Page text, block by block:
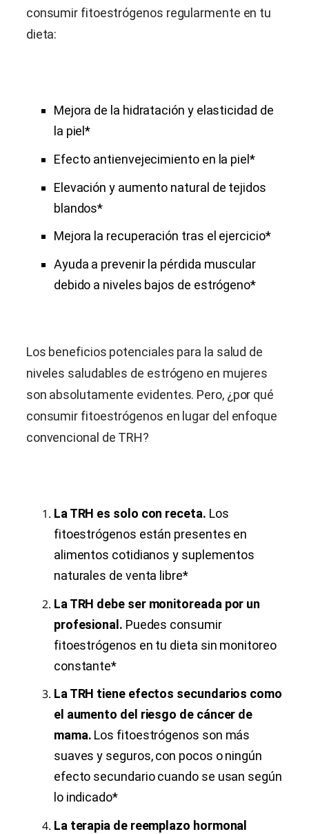
consumir fitoestrógenos regularmente en tu
dieta:
Mejora de la hidratación y elasticidad de
la piel*
Efecto antienvejecimiento en la piel*
Elevación y aumento natural de tejidos
blandos*
Mejora la recuperación tras el ejercicio*
Ayuda a prevenir la pérdida muscular
debido a niveles bajos de estrógeno*
Los beneficios potenciales para la salud de
niveles saludables de estrógeno en mujeres
son absolutamente evidentes. Pero, ¿por qué
consumir fitoestrógenos en lugar del enfoque
convencional de TRH?
La TRH es solo con receta. Los
fitoestrógenos están presentes en
alimentos cotidianos y suplementos
naturales de venta libre*
La TRH debe ser monitoreada por un
profesional. Puedes consumir
fitoestrógenos en tu dieta sin monitoreo
constante*
La TRH tiene efectos secundarios como
el aumento del riesgo de cáncer de
mama. Los fitoestrógenos son más
suaves y seguros, con pocos o ningún
efecto secundario cuando se usan según
lo indicado*
La terapia de reemplazo hormonal